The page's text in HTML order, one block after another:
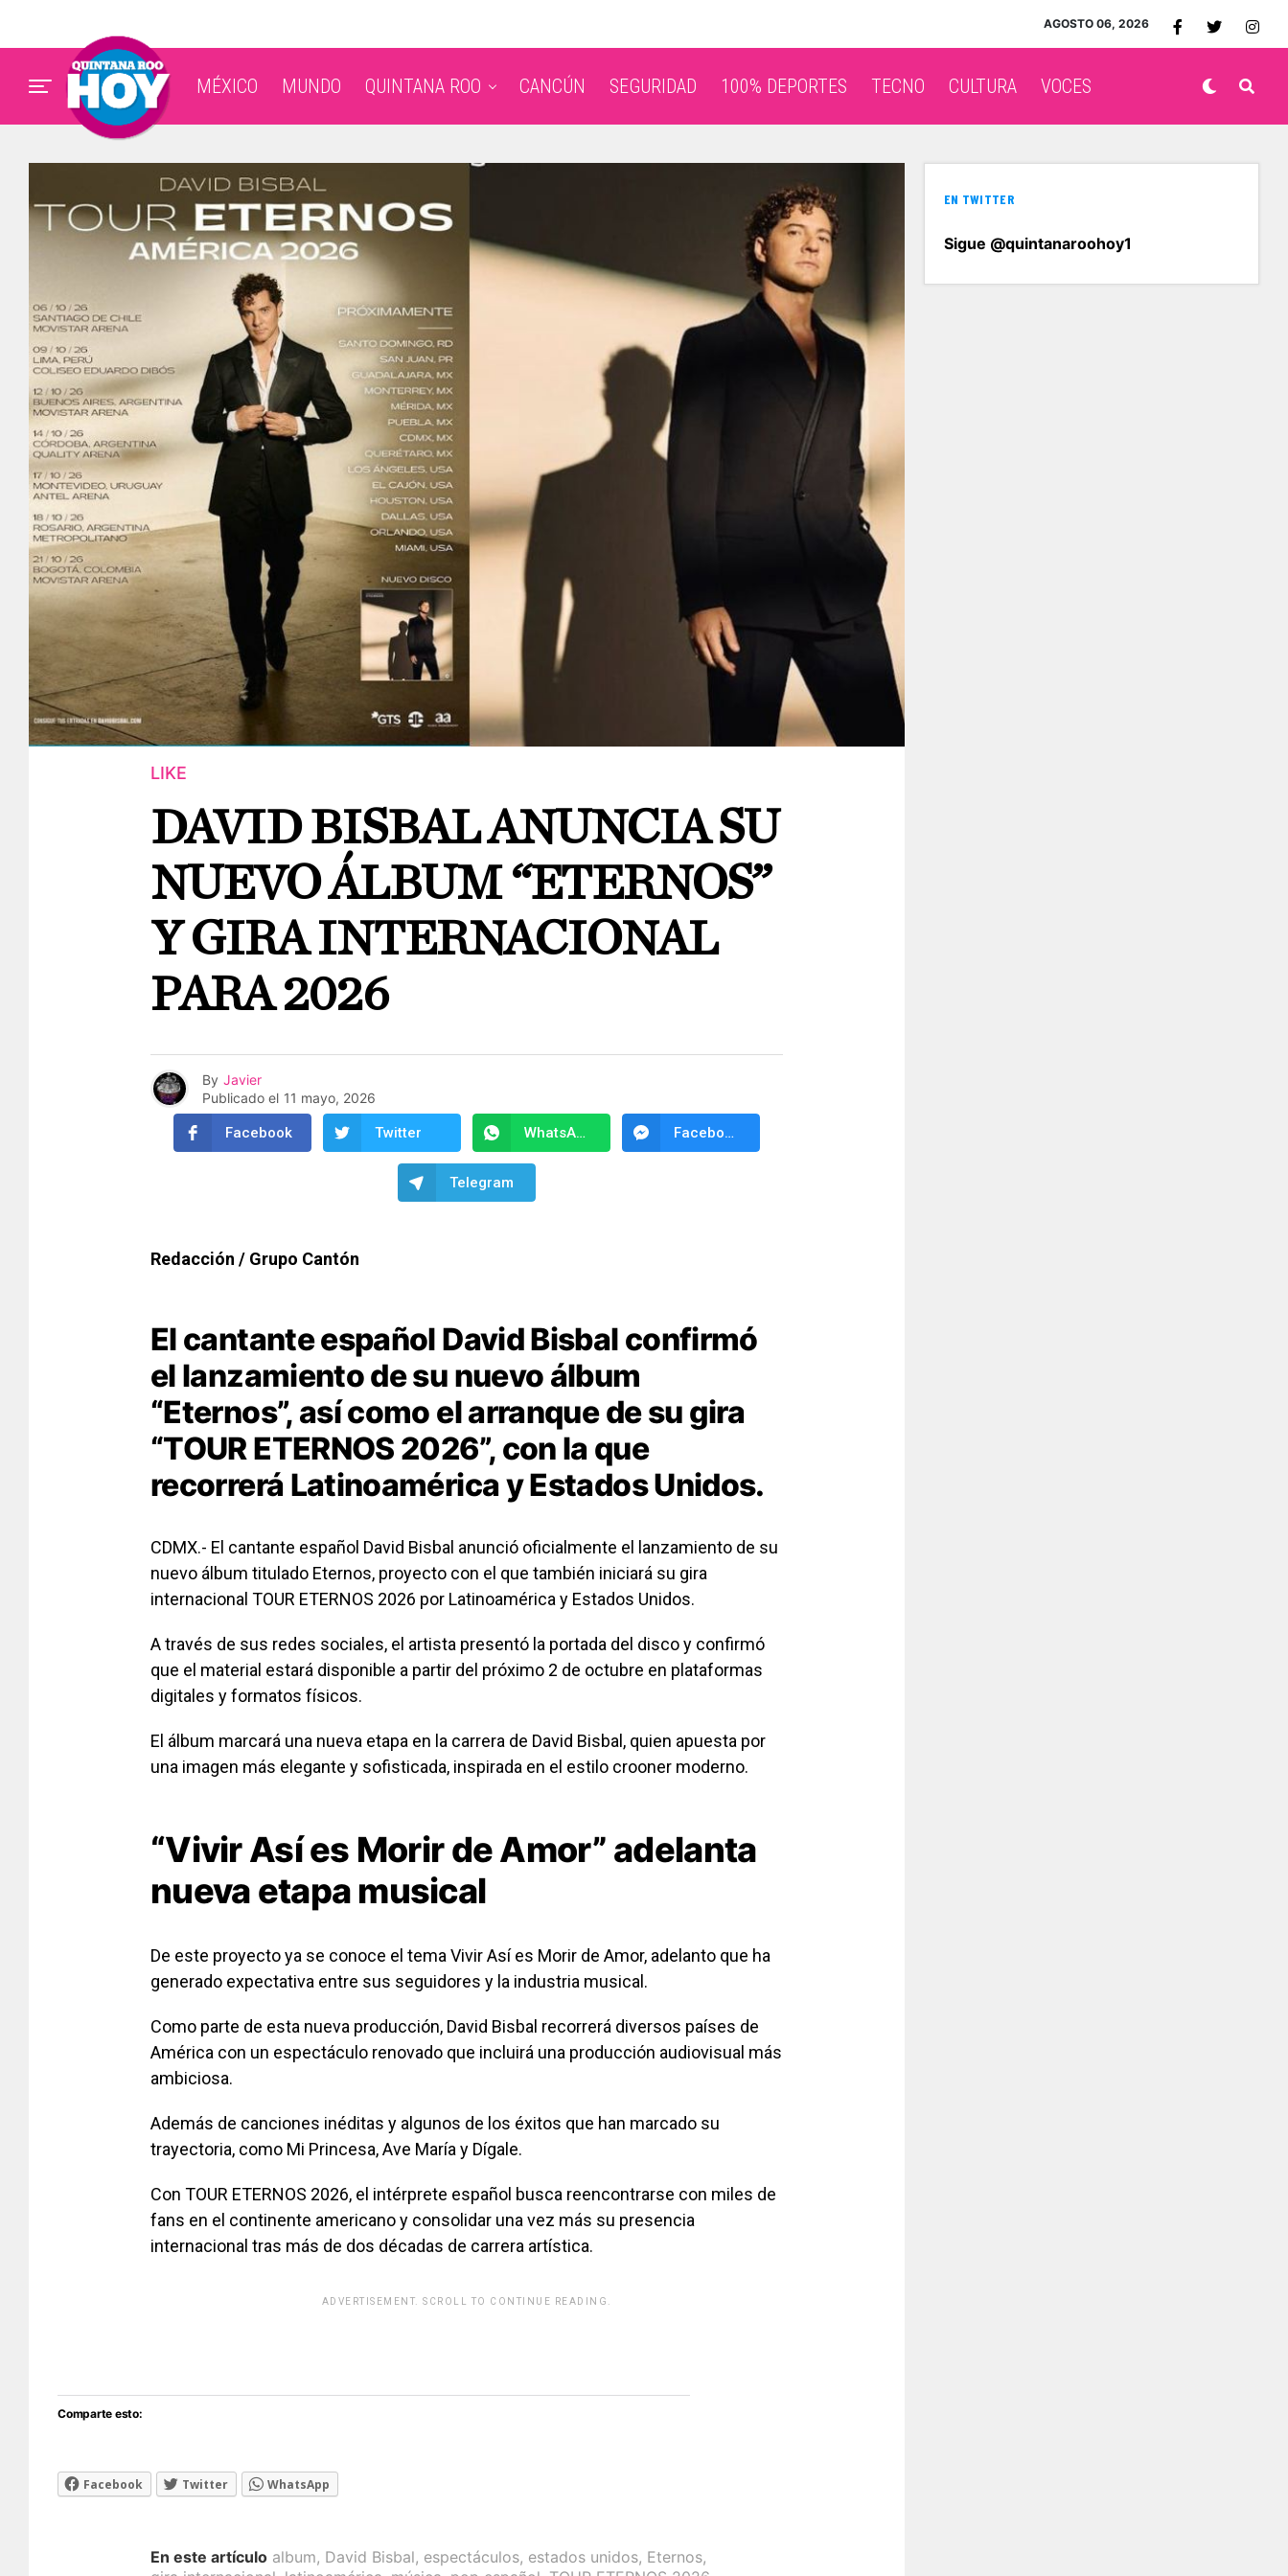
AGOSTO 06, 2026
MÉXICO MUNDO QUINTANA ROO CANCÚN SEGURIDAD 100% DEPORTES TECNO CULTURA VOCES
LIKE
DAVID BISBAL ANUNCIA SU
NUEVO ÁLBUM “ETERNOS”
Y GIRA INTERNACIONAL
PARA 2026
By Javier
Publicado el 11 mayo, 2026
Facebook Twitter WhatsApp Facebook Messenger
Telegram
Redacción / Grupo Cantón
El cantante español David Bisbal confirmó
el lanzamiento de su nuevo álbum
“Eternos”, así como el arranque de su gira
“TOUR ETERNOS 2026”, con la que
recorrerá Latinoamérica y Estados Unidos.
CDMX.- El cantante español David Bisbal anunció oficialmente el lanzamiento de su
nuevo álbum titulado Eternos, proyecto con el que también iniciará su gira
internacional TOUR ETERNOS 2026 por Latinoamérica y Estados Unidos.
A través de sus redes sociales, el artista presentó la portada del disco y confirmó
que el material estará disponible a partir del próximo 2 de octubre en plataformas
digitales y formatos físicos.
El álbum marcará una nueva etapa en la carrera de David Bisbal , quien apuesta por
una imagen más elegante y sofisticada, inspirada en el estilo crooner moderno.
“Vivir Así es Morir de Amor” adelanta
nueva etapa musical
De este proyecto ya se conoce el temaVivir Así es Morir de Amor, adelanto que ha
generado expectativa entre sus seguidores y la industria musical.
Como parte de esta nueva producción, David Bisbal recorrerá diversos países de
América con un espectáculo renovado que incluirá una producción audiovisual más
ambiciosa.
Además de canciones inéditas y algunos de los éxitos que han marcado su
trayectoria, como Mi Princesa,Ave Maríay Dígale.
Con TOUR ETERNOS 2026, el intérprete español busca reencontrarse con miles de
fans en el continente americano y consolidar una vez más su presencia
internacional tras más de dos décadas de carrera artística.
ADVERTISEMENT. SCROLL TO CONTINUE READING.
Comparte esto:
Facebook Twitter WhatsApp
En este artículo album, David Bisbal, espectáculos, estados unidos, Eternos,
EN TWITTER
Sigue @quintanaroohoy1